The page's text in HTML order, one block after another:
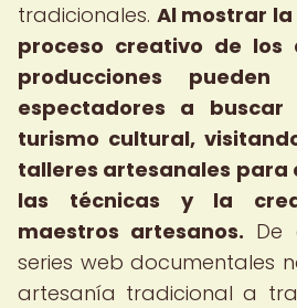
tradicionales. Al mostrar
proceso creativo de los
producciones
espectadores a buscar
turismo cultural,
talleres artesanales para
las técnicas y la
maestros artesanos. De
series web documentales
artesanía tradicional a